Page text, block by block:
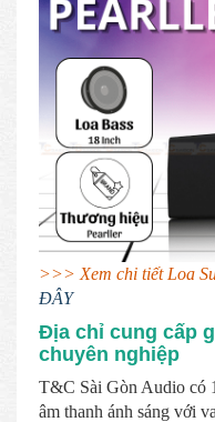
>>> Xem chi tiết Loa
ĐÂY
Địa chỉ cung cấp
chuyên nghiệp
T&C Sài Gòn Audio có
âm thanh ánh sáng với